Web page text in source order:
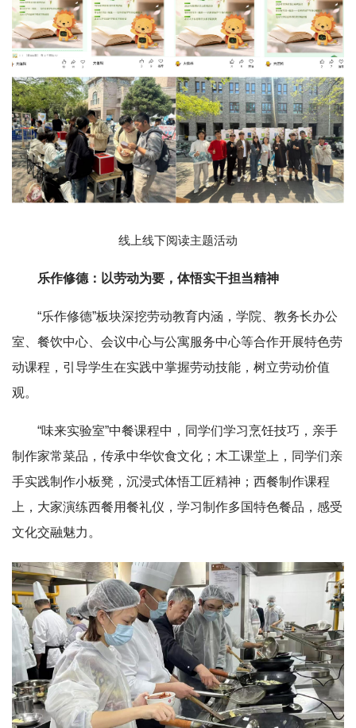
线上线下阅读主题活动
乐作修德：以劳动为要，体悟实干担当精神
“乐作修德”板块深挖劳动教育内涵，学院、教务长办公
室、餐饮中心、会议中心与公寓服务中心等合作开展特色劳
动课程，引导学生在实践中掌握劳动技能，树立劳动价值
观。
“味来实验室”中餐课程中，同学们学习烹饪技巧，亲手
制作家常菜品，传承中华饮食文化；木工课堂上，同学们亲
手实践制作小板凳，沉浸式体悟工匠精神；西餐制作课程
上，大家演练西餐用餐礼仪，学习制作多国特色餐品，感受
文化交融魅力。